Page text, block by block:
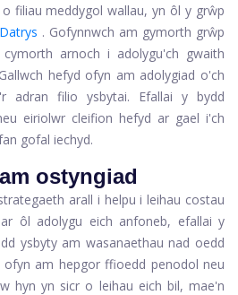
filiau meddygol wallau, yn ôl y grŵp
Datrys . Gofynnwch am gymorth grŵp
arnoch i adolygu'ch gwaith
hefyd ofyn am adolygiad o'ch
adran filio ysbytai. Efallai y bydd
eiriolwr cleifion hefyd ar gael i'ch
gofal iechyd.
ostyngiad
arall i helpu i leihau costau
ôl adolygu eich anfoneb, efallai y
ysbyty am wasanaethau nad oedd
ofyn am hepgor ffioedd penodol neu
hyn yn sicr o leihau eich bil, mae'n